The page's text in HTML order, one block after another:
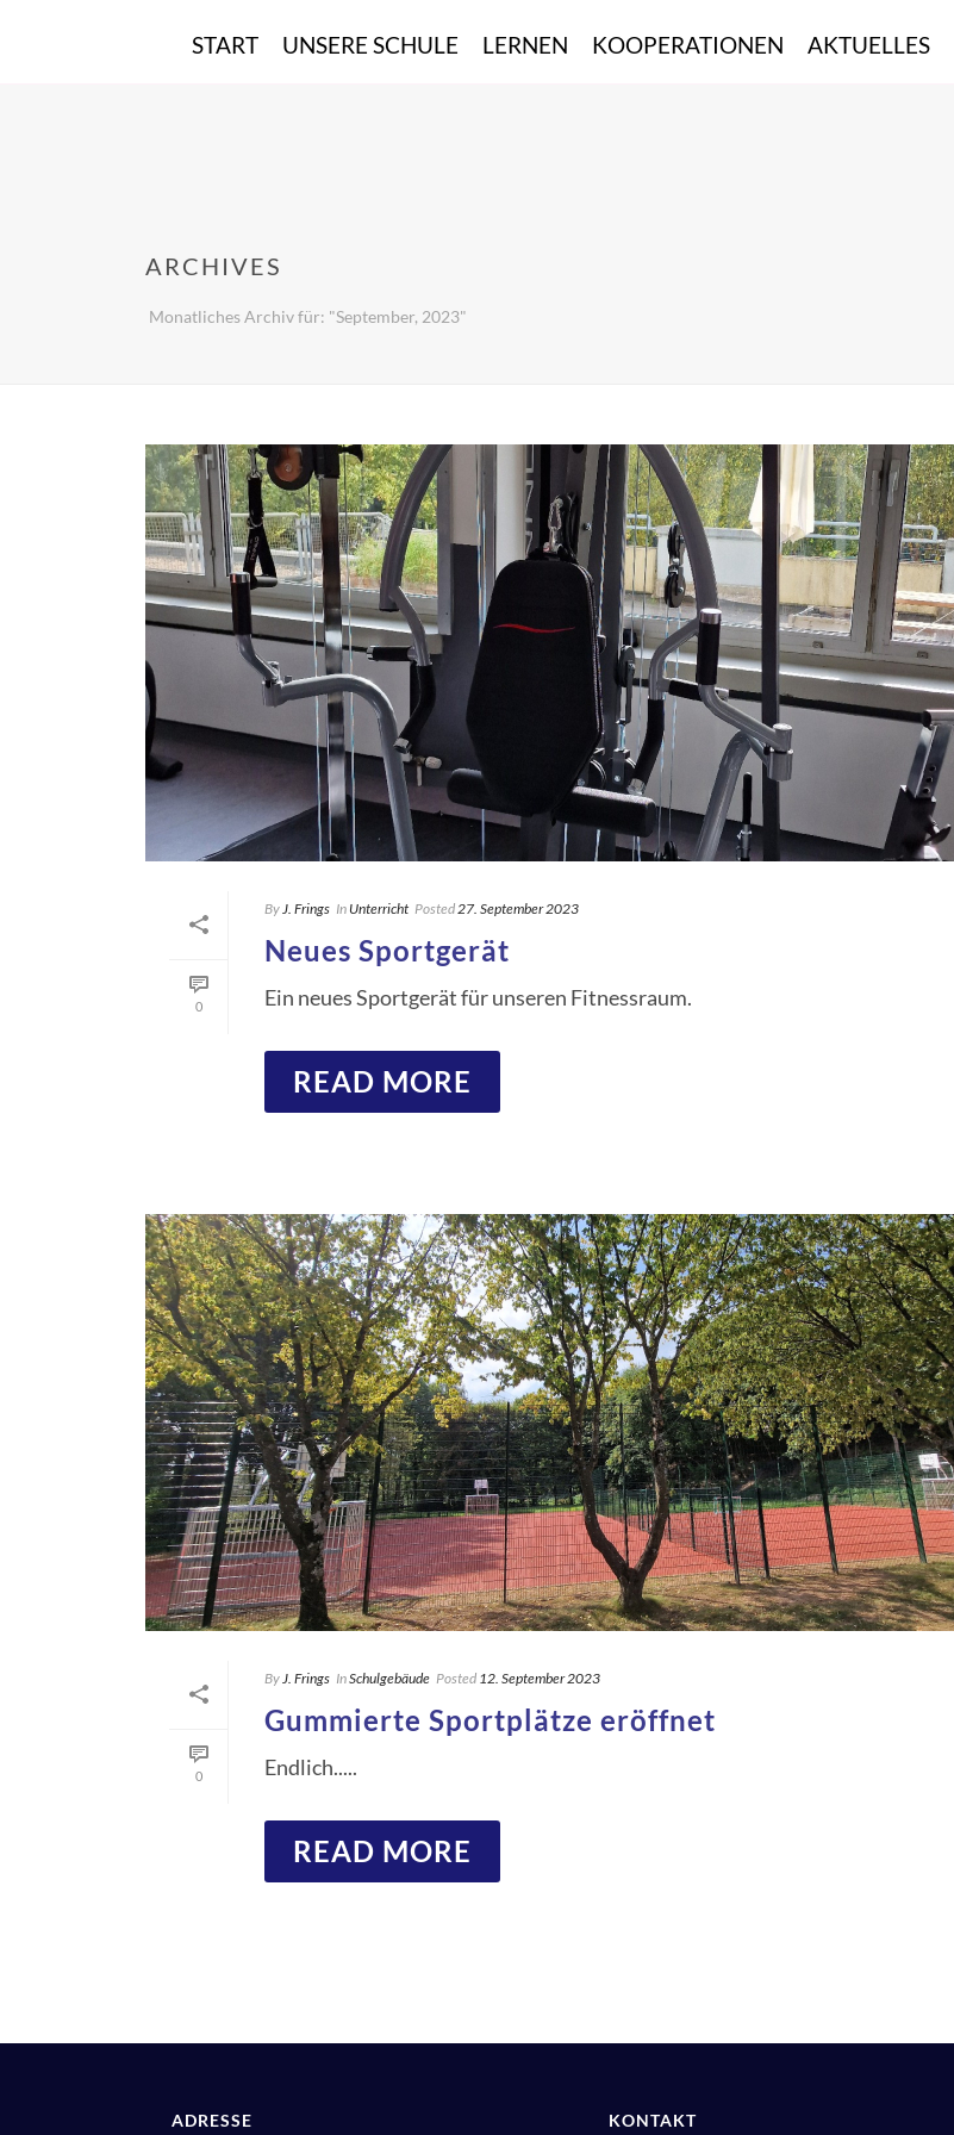
START UNSERE SCHULE LERNEN KOOPERATIONEN AKTUELLES
ARCHIVES
Monatliches Archiv für: "September, 2023"
0
ByJ. Frings In Unterricht Posted27. September 2023
Neues Sportgerät
Ein neues Sportgerät für unseren Fitnessraum.
READ MORE
0
ByJ. Frings InSchulgebäude Posted 12. September 2023
Gummierte Sportplätze eröffnet
Endlich.....
READ MORE
ADRESSE KONTAKT